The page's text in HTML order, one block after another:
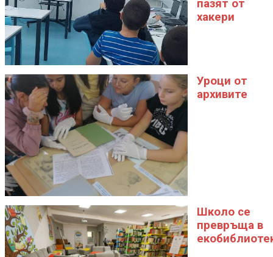
пазят от
хакери
Уроци от
архивите
Школо се
превръща в